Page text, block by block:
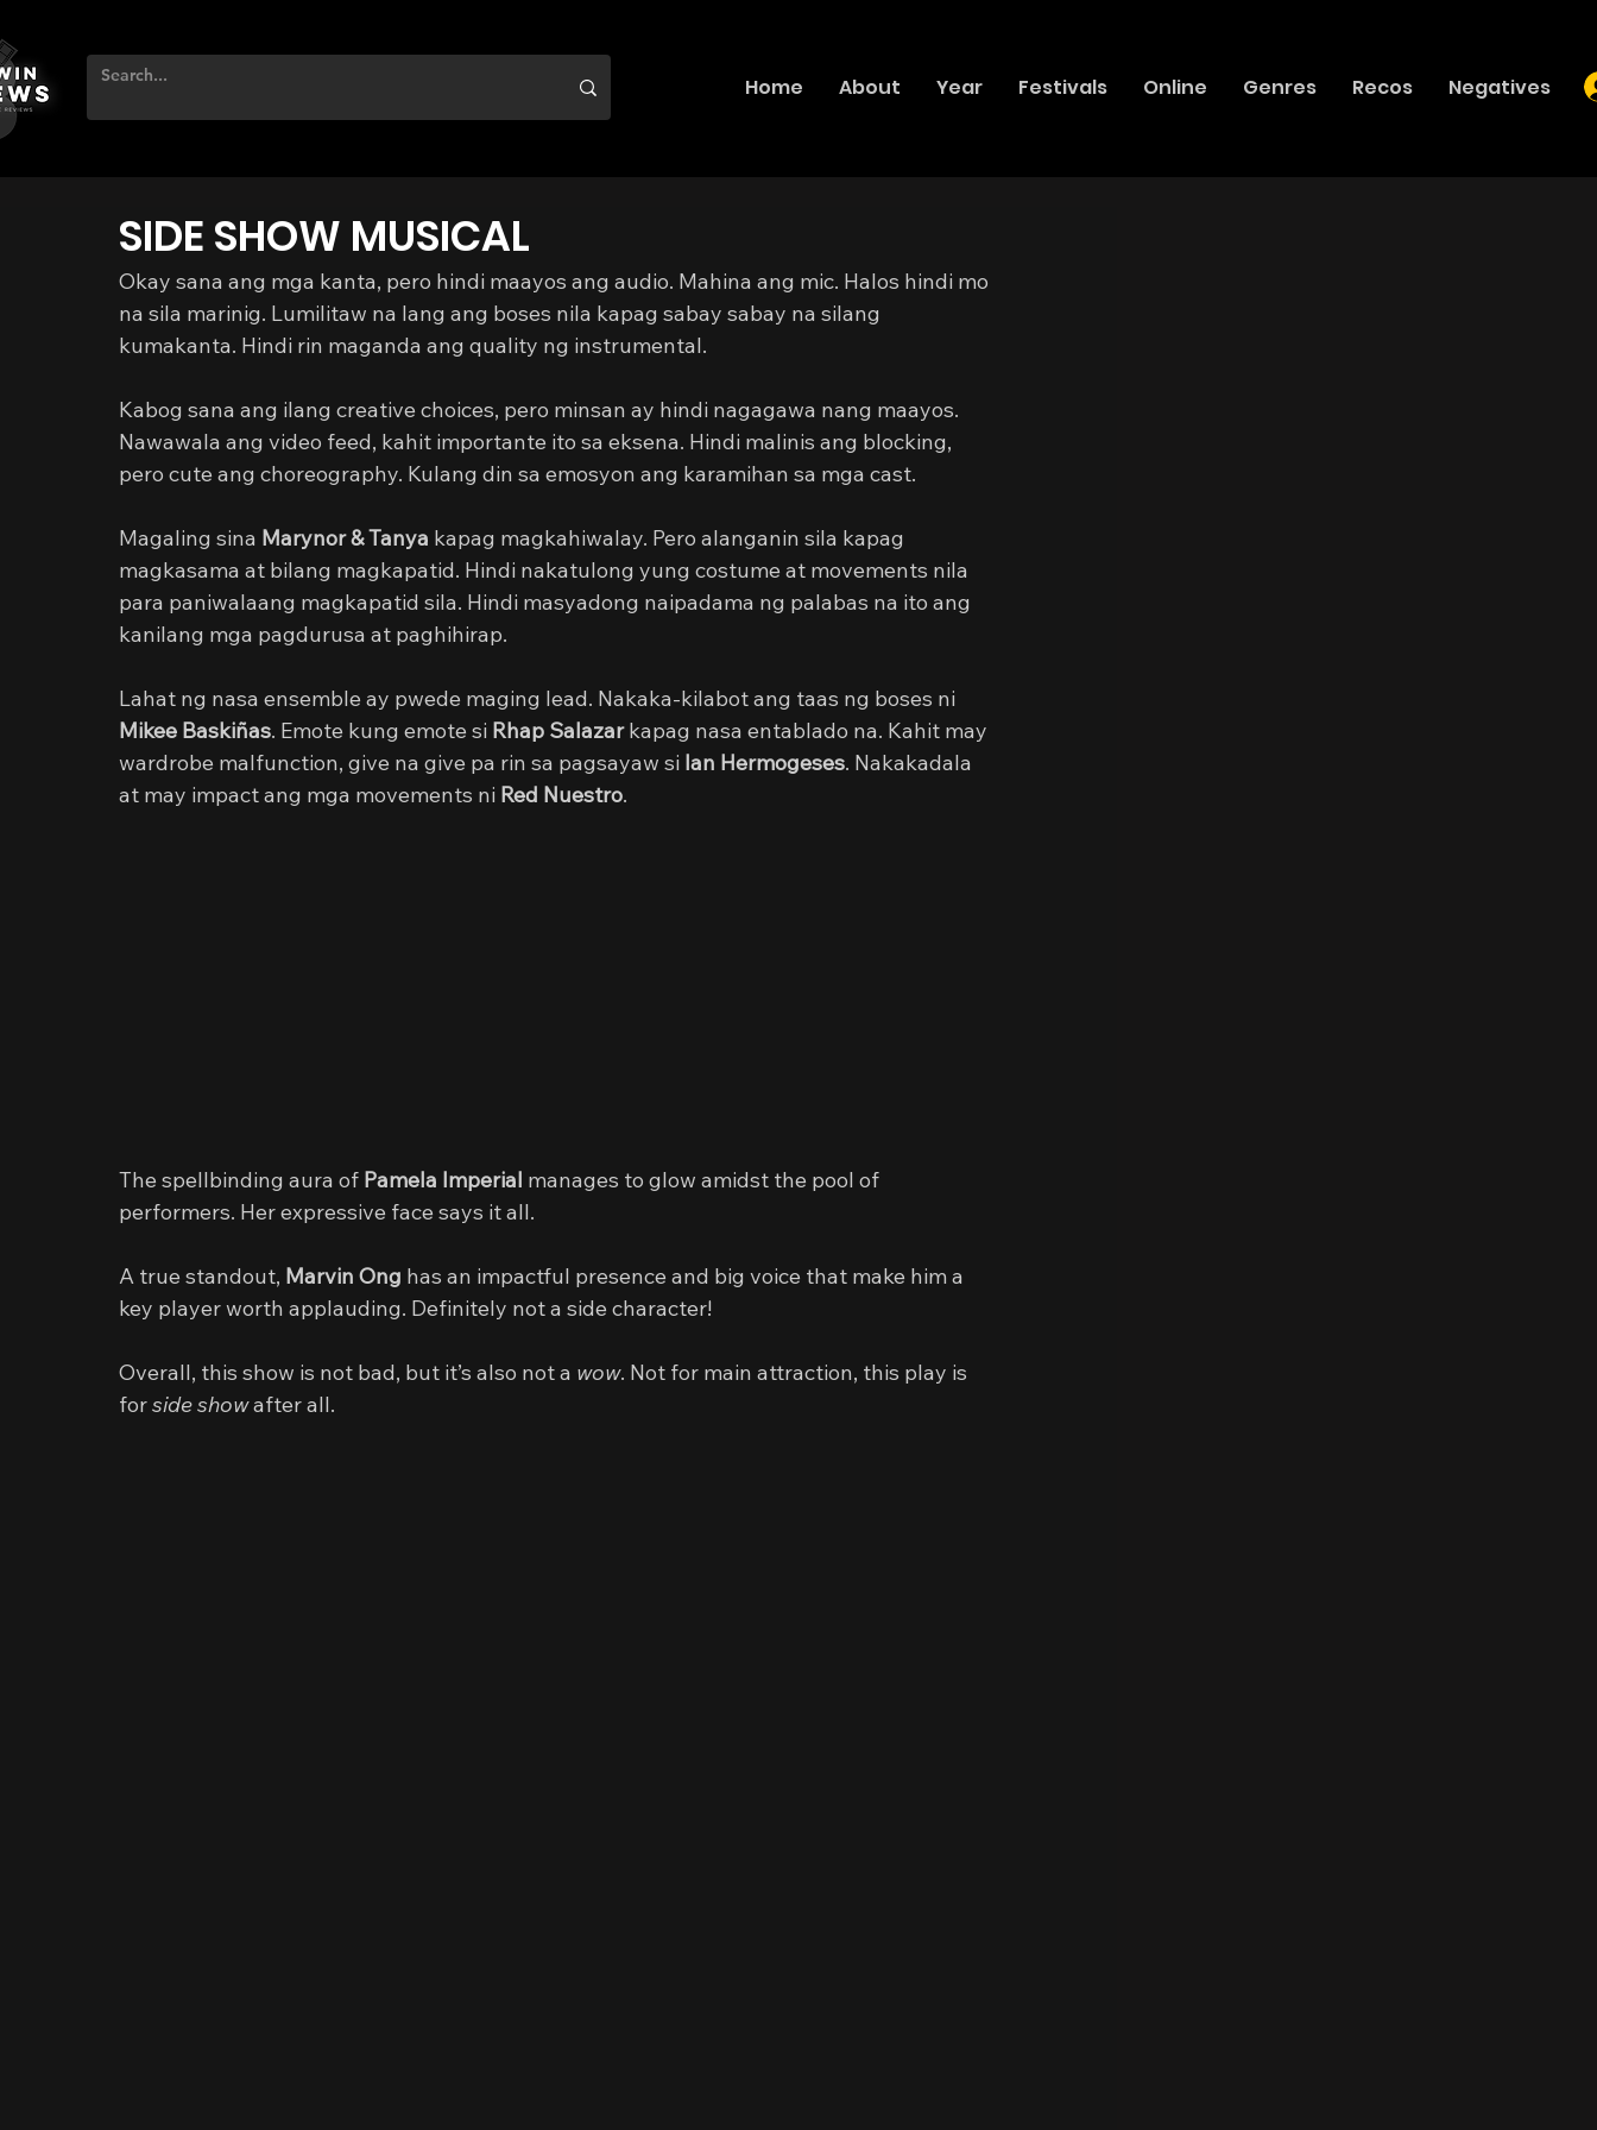
Home About Year Festivals Online Genres Recos Negatives
SIDE SHOW MUSICAL
Okay sana ang mga kanta, pero hindi maayos ang audio. Mahina ang mic. Halos hindi mo
na sila marinig. Lumilitaw na lang ang boses nila kapag sabay sabay na silang
kumakanta. Hindi rin maganda ang quality ng instrumental.
Kabog sana ang ilang creative choices, pero minsan ay hindi nagagawa nang maayos.
Nawawala ang video feed, kahit importante ito sa eksena. Hindi malinis ang blocking,
pero cute ang choreography. Kulang din sa emosyon ang karamihan sa mga cast.
Magaling sina Marynor & Tanya kapag magkahiwalay. Pero alanganin sila kapag
magkasama at bilang magkapatid. Hindi nakatulong yung costume at movements nila
para paniwalaang magkapatid sila. Hindi masyadong naipadama ng palabas na ito ang
kanilang mga pagdurusa at paghihirap.
Lahat ng nasa ensemble ay pwede maging lead. Nakaka-kilabot ang taas ng boses ni
Mikee Baskiñas. Emote kung emote si Rhap Salazar kapag nasa entablado na. Kahit may
wardrobe malfunction, give na give pa rin sa pagsayaw si Ian Hermogeses. Nakakadala
at may impact ang mga movements ni Red Nuestro.
The spellbinding aura of Pamela Imperial manages to glow amidst the pool of
performers. Her expressive face says it all.
A true standout, Marvin Ong has an impactful presence and big voice that make him a
key player worth applauding. Definitely not a side character!
Overall, this show is not bad, but it’s also not a wow. Not for main attraction, this play is
for side show after all.